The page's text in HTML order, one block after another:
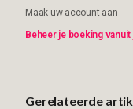
Maak uw account aan
Beheer je boeking
Gerelateerde